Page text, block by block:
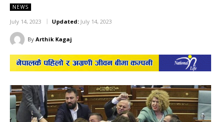
NEWS
July 14, 2023 Updated: July 14, 2023
By Arthik Kagaj